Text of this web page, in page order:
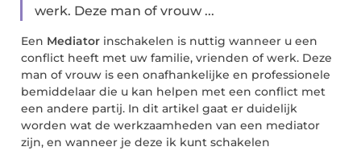
werk. Deze man of vrouw ...
Een Mediator inschakelen is nuttig wanneer u een
conflict heeft met uw familie, vrienden of werk. Deze
man of vrouw is een onafhankelijke en professionele
bemiddelaar die u kan helpen met een conflict met
een andere partij. In dit artikel gaat er duidelijk
worden wat de werkzaamheden van een mediator
zijn, en wanneer je deze ik kunt schakelen